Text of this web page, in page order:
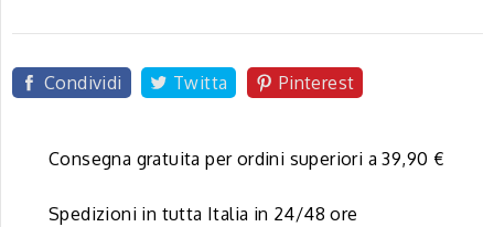
Condividi Twitta Pinterest
Consegna gratuita per ordini superiori a 39,90 €
Spedizioni in tutta Italia in 24/48 ore